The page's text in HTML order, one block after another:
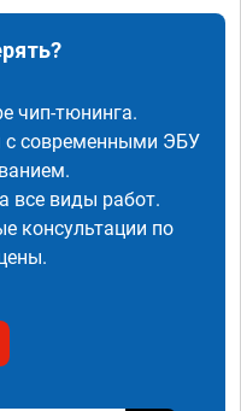
чип-тюнинга.
с современными ЭБУ
все виды работ.
консультации по